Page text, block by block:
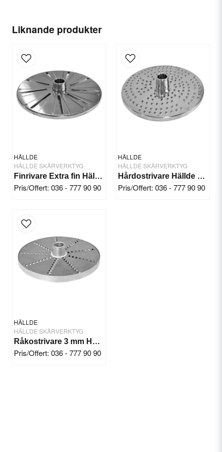
Liknande produkter
HÄLLDE
HÄLLDE SKÄRVERKTYG
Finrivare Extra fin Hällde RG-300i/350/400
Pris/Offert: 036 - 777 90 90
HÄLLDE
HÄLLDE SKÄRVERKTYG
Hårdostrivare Hällde RG-200/250
Pris/Offert: 036 - 777 90 90
HÄLLDE
HÄLLDE SKÄRVERKTYG
Råkostrivare 3 mm Hällde RG-7-200-250
Pris/Offert: 036 - 777 90 90
Ditt namn
email
E-postadress
Ja, ni får publicera min fråga